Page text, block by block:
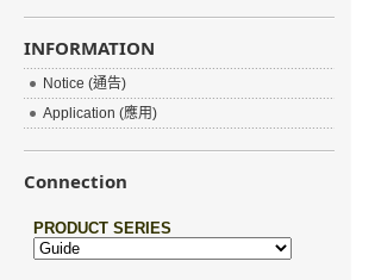
INFORMATION
Notice (通告)
Application (應用)
Connection